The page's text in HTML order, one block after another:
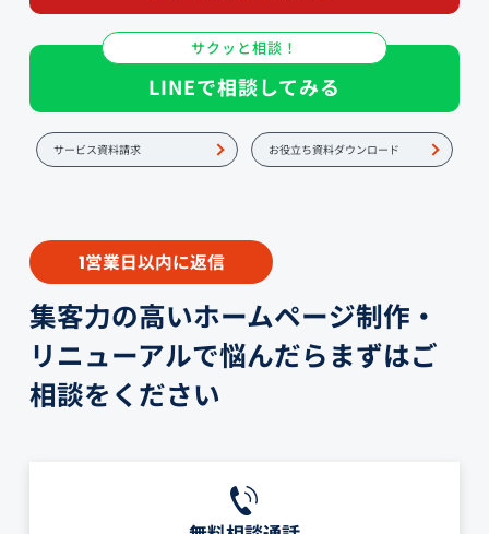
サクッと相談！
LINEで相談してみる
サービス資料請求 お役立ち資料ダウンロード
1営業日以内に返信
集客力の高いホームページ制作・
リニューアルで悩んだらまずはご
相談をください